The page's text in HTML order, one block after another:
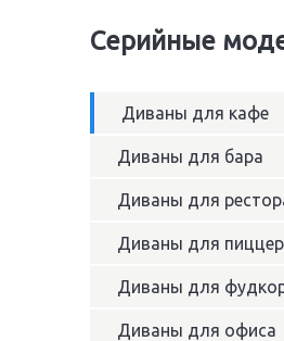
Серийные
Диваны для кафе
Диваны для бара
Диваны для
Диваны для
Диваны для
Диваны для офиса